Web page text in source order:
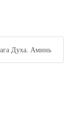
Духа. Аминь